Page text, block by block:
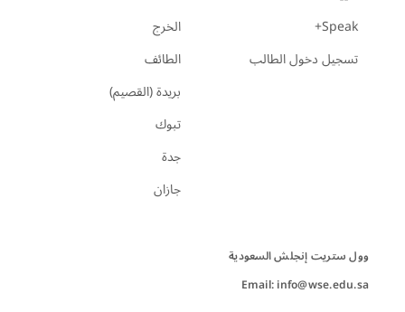
Speak+
تسجيل دخول الطالب
الخرج
الطائف
بريدة (القصيم)
تبوك
جدة
جازان
وول ستريت إنجلش السعودية
Email: info@wse.edu.sa